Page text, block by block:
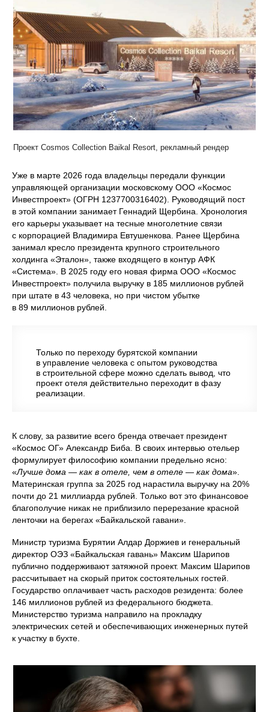
Проект Cosmos Collection Baikal Resort, рекламный рендер
Уже в марте 2026 года владельцы передали функции
управляющей организации московскому ООО «Космос
Инвестпроект» (ОГРН 1237700316402). Руководящий пост
в этой компании занимает Геннадий Щербина. Хронология
его карьеры указывает на тесные многолетние связи
с корпорацией Владимира Евтушенкова. Ранее Щербина
занимал кресло президента крупного строительного
холдинга «Эталон», также входящего в контур АФК
«Система». В 2025 году его новая фирма ООО «Космос
Инвестпроект» получила выручку в 185 миллионов рублей
при штате в 43 человека, но при чистом убытке
в 89 миллионов рублей.
Только по переходу бурятской компании
в управление человека с опытом руководства
в строительной сфере можно сделать вывод, что
проект отеля действительно переходит в фазу
реализации.
К слову, за развитие всего бренда отвечает президент
«Космос ОГ» Александр Биба. В своих интервью отельер
формулирует философию компании предельно ясно:
«Лучше дома — как в отеле, чем в отеле — как дома».
Материнская группа за 2025 год нарастила выручку на 20%
почти до 21 миллиарда рублей. Только вот это финансовое
благополучие никак не приблизило перерезание красной
ленточки на берегах «Байкальской гавани».
Министр туризма Бурятии Алдар Доржиев и генеральный
директор ОЭЗ «Байкальская гавань» Максим Шарипов
публично поддерживают затяжной проект. Максим Шарипов
рассчитывает на скорый приток состоятельных гостей.
Государство оплачивает часть расходов резидента: более
146 миллионов рублей из федерального бюджета.
Министерство туризма направило на прокладку
электрических сетей и обеспечивающих инженерных путей
к участку в бухте.